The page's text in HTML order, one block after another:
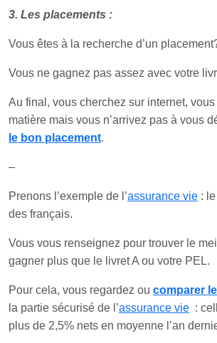
3. Les placements :
Vous êtes à la recherche d’un
Vous ne gagnez pas assez avec votre
Au final, vous cherchez sur internet,
matière mais vous n’arrivez pas à vous
le bon placement.
–
Prenons l’exemple de l’assurance vie :
des français.
Vous vous renseignez pour trouver le
gagner plus que le livret A ou votre PEL.
Pour cela, vous regardez ou comparer
la partie sécurisé de l’assurance vie :
plus de 2,5% nets en moyenne l’an